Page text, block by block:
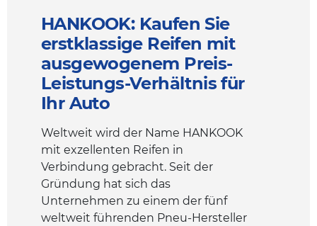
HANKOOK: Kaufen Sie
erstklassige Reifen mit
ausgewogenem Preis-
Leistungs-Verhältnis für
Ihr Auto
Weltweit wird der Name HANKOOK
mit exzellenten Reifen in
Verbindung gebracht. Seit der
Gründung hat sich das
Unternehmen zu einem der fünf
weltweit führenden Pneu-Hersteller